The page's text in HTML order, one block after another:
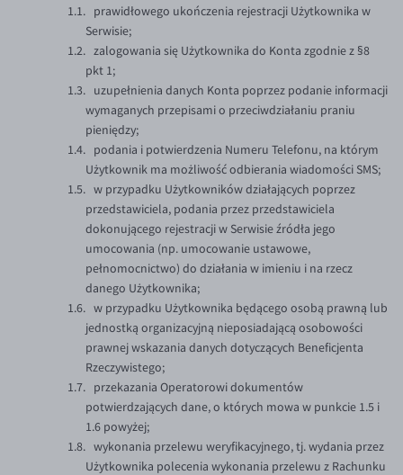
prawidłowego ukończenia rejestracji Użytkownika w
Serwisie;
zalogowania się Użytkownika do Konta zgodnie z §8
pkt 1;
uzupełnienia danych Konta poprzez podanie informacji
wymaganych przepisami o przeciwdziałaniu praniu
pieniędzy;
podania i potwierdzenia Numeru Telefonu, na którym
Użytkownik ma możliwość odbierania wiadomości SMS;
w przypadku Użytkowników działających poprzez
przedstawiciela, podania przez przedstawiciela
dokonującego rejestracji w Serwisie źródła jego
umocowania (np. umocowanie ustawowe,
pełnomocnictwo) do działania w imieniu i na rzecz
danego Użytkownika;
w przypadku Użytkownika będącego osobą prawną lub
jednostką organizacyjną nieposiadającą osobowości
prawnej wskazania danych dotyczących Beneficjenta
Rzeczywistego;
przekazania Operatorowi dokumentów
potwierdzających dane, o których mowa w punkcie 1.5 i
1.6 powyżej;
wykonania przelewu weryfikacyjnego, tj. wydania przez
Użytkownika polecenia wykonania przelewu z Rachunku